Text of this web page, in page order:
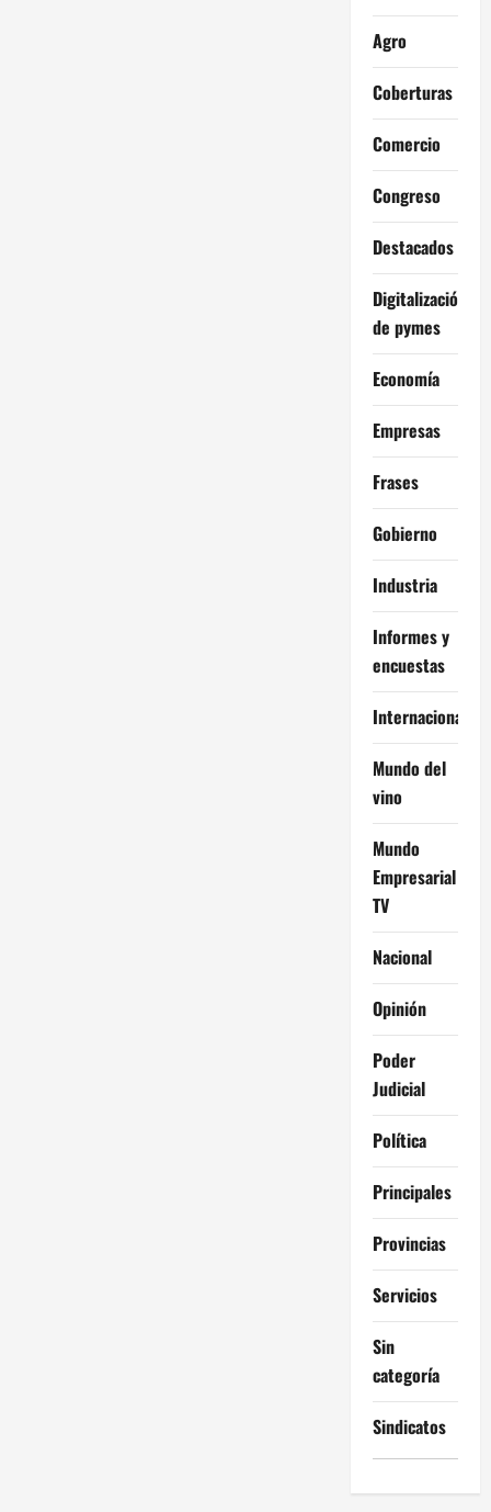
Agro
Coberturas
Comercio
Congreso
Destacados
Digitalización
de pymes
Economía
Empresas
Frases
Gobierno
Industria
Informes y
encuestas
Internacional
Mundo del
vino
Mundo
Empresarial
TV
Nacional
Opinión
Poder
Judicial
Política
Principales
Provincias
Servicios
Sin
categoría
Sindicatos